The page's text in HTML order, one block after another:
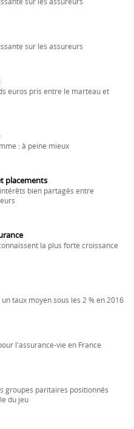
sur les assureurs
sur les assureurs
euros pris entre le marteau et
: à peine mieux
placements
bien partagés entre
la plus forte croissance
taux moyen sous les 2 % en 2016
l'assurance-vie en France
groupes paritaires positionnés
du jeu